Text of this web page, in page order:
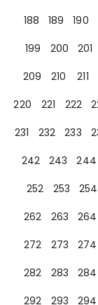
188
189 190
199
200 201
209
210 211
220
221 222
231
232 233
242
243 244
252
253 254
262
263 264
272
273 274
282
283 284
292
293 294